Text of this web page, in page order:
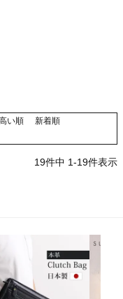
い順
新着順
19件中 1-19件表示